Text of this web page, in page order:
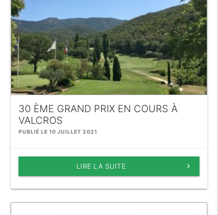
30 ÈME GRAND PRIX EN COURS À
VALCROS
PUBLIÉ LE 10 JUILLET 2021
keyboard_arrow_right
LIRE LA SUITE